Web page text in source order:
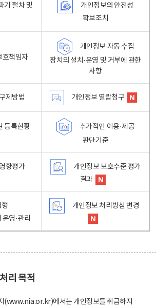
기 절차 및
개인정보의 안전성
확보조치
호책임자
개인정보 자동 수집
장치의 설치·운영 및 거부에 관한
사항
제방법 개인정보 열람청구
등록현황
추가적인 이용·제공
판단기준
향평가
개인정보 보호수준 평가
결과
형
영·관리
개인정보 처리방침 변경
리 목적
(www.nia.or.kr)에서는 개인정보를 취급하지